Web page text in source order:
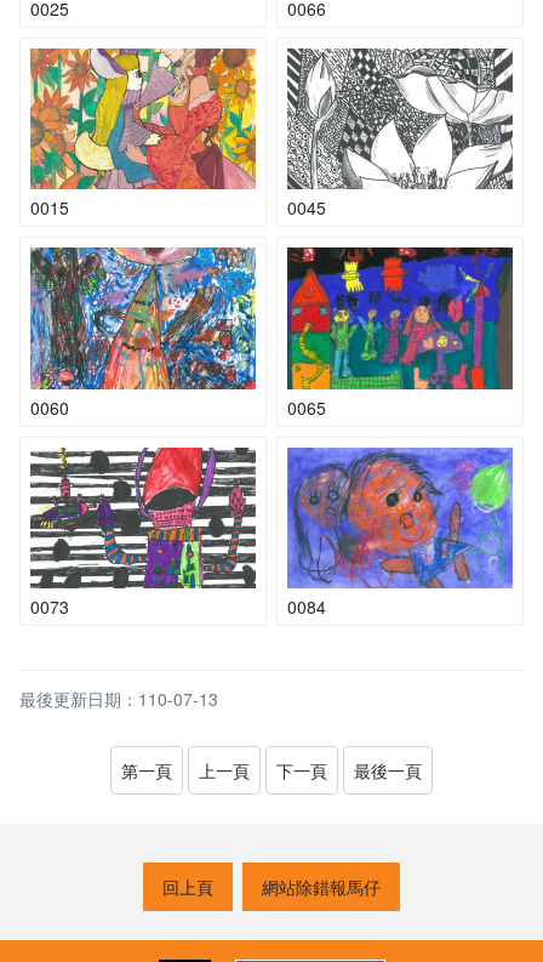
0025 0066
0015 0045
0060 0065
0073 0084
最後更新日期：110-07-13
第一頁 上一頁 下一頁 最後一頁
回上頁 網站除錯報馬仔